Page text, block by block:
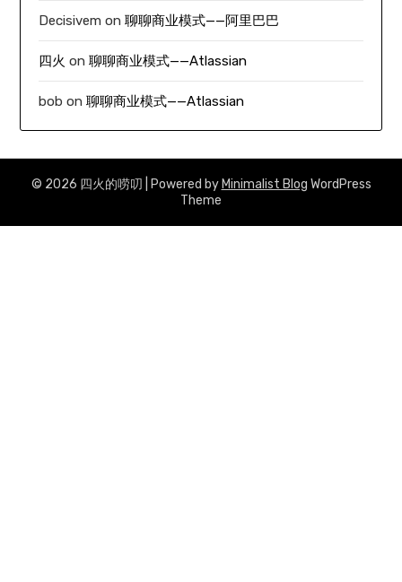
Decisivem on聊聊商业模式——阿里巴巴
四火 on聊聊商业模式——Atlassian
bob on聊聊商业模式——Atlassian
© 2026 四火的唠叨 | Powered by Minimalist Blog WordPress
Theme